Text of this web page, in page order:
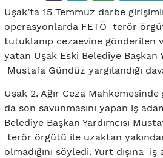
Uşak’ta 15 Temmuz darbe
operasyonlarda FETÖ terör
tutuklanıp cezaevine gönderilen
yatan Uşak Eski Belediye Başkan
Mustafa Gündüz yargılandığı
Uşak 2. Ağır Ceza
da son savunmasını yapan iş
Belediye Başkan Yardımcısı
terör örgütü ile uzaktan
olmadığını söyledi. Yurt dışına